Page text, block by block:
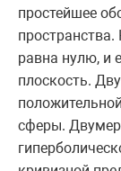
простейшее
равна нулю, и
плоскость.
сферы.